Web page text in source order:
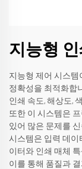
지능형
지능형 제어 시스
정확성을 최적화합
인쇄 속도, 해상도,
또한 이 시스템은
있어 많은 문제를
시스템은 입력 데이
이터와 인쇄 매체
이를 통해 품질과